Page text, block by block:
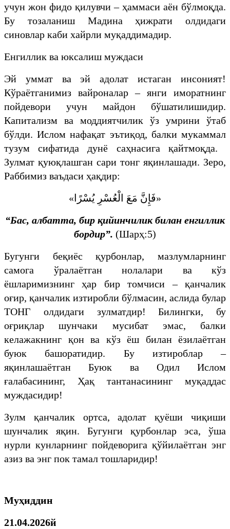
учун жон фидо қилувчи – ҳаммаси аён бўлмоқда.
Бу тозаланиш Мадина ҳижрати олдидаги
синовлар каби хайрли муқаддимадир.
Енгиллик ва юксалиш муждаси
​Эй уммат ва эй адолат истаган инсоният!
Кўраётганимиз вайроналар – янги иморатнинг
пойдевори учун майдон бўшатилишидир.
Капитализм ва моддиятчилик ўз умрини ўтаб
бўлди. Ислом нафақат эътиқод, балки мукаммал
тузум сифатида дунё саҳнасига қайтмоқда. ​
Зулмат қуюқлашган сари тонг яқинлашади. Зеро,
Раббимиз ваъдаси ҳақдир:
«فَإِنَّ مَعَ الْعُسْرِ يُسْرًا»
“Бас, албатта, бир қийинчилик билан енгиллик
бордир”. (Шарҳ:5)
​​Бугунги беқиёс қурбонлар, мазлумларнинг
самога ўралаётган нолалари ва кўз
ёшларимизнинг ҳар бир томчиси – қанчалик
оғир, қанчалик изтиробли бўлмасин, аслида булар
ТОНГ олдидаги зулматдир! Билингки, бу
оғриқлар шунчаки мусибат эмас, балки
келажакнинг қон ва кўз ёш билан ёзилаётган
буюк башоратидир. Бу изтироблар –
яқинлашаётган Буюк ва Одил Ислом
ғалабасининг, Ҳақ тантанасининг муқаддас
муждасидир!
​Зулм қанчалик ортса, адолат қуёши чиқиши
шунчалик яқин. Бугунги қурбонлар эса, ўша
нурли кунларнинг пойдеворига қўйилаётган энг
азиз ва энг пок тамал тошларидир!
Муҳиддин
21.04.2026й